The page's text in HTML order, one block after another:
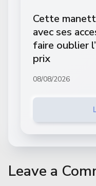
Cette
avec ses
faire oublier
prix
08/08/2026
Leave a